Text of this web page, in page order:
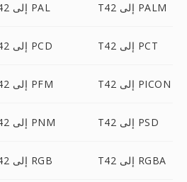
T42 إلى PAL T42 إلى PALM
T42 إلى PCD T42 إلى PCT
T42 إلى PFM T42 إلى PICON
T42 إلى PNM T42 إلى PSD
T42 إلى RGB T42 إلى RGBA